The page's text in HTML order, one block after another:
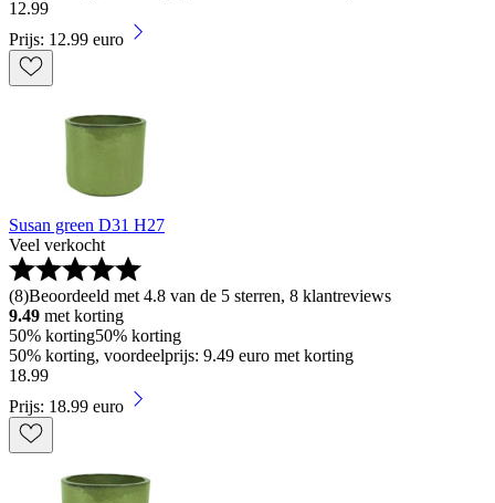
12.99
Prijs: 12.99 euro
Susan green D31 H27
Veel verkocht
(8)Beoordeeld met 4.8 van de 5 sterren, 8 klantreviews
9.49 met korting
50% korting50% korting
50% korting, voordeelprijs: 9.49 euro met korting
18.99
Prijs: 18.99 euro